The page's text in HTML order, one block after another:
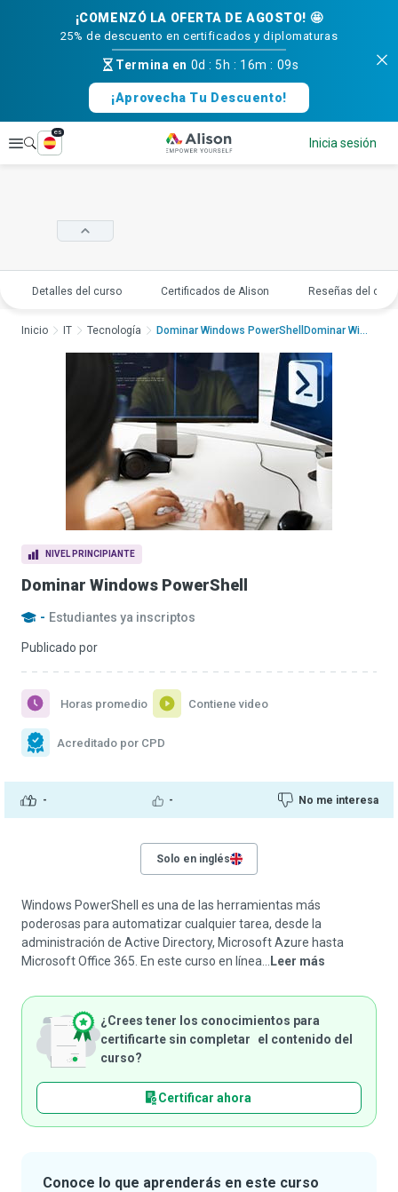
¡COMENZÓ LA OFERTA DE AGOSTO! 🤩
25% de descuento en certificados y diplomaturas
Termina en 0d :5h : 16m : 08s
¡Aprovecha Tu Descuento!
Explorar
es
Inicia sesión
Detalles del curso Certificados de Alison Reseñas del
NIVEL PRINCIPIANTE
Dominar Windows PowerShell
- Estudiantes ya inscriptos
Publicado por
- - No me interesa
Horas promedio Contiene video
Acreditado por CPD
Inicio IT Tecnología Dominar Windows PowerShellDominar Windows PowerShel...
Solo en inglés
Windows PowerShell es una de las herramientas más
poderosas para automatizar cualquier tarea, desde la
administración de Active Directory, Microsoft Azure hasta
Microsoft Office 365. En este curso en línea...
Leer más
¿Crees tener los conocimientos para
certificarte sin completar el contenido del
curso?
Certificar ahora
Conoce lo que aprenderás en este curso